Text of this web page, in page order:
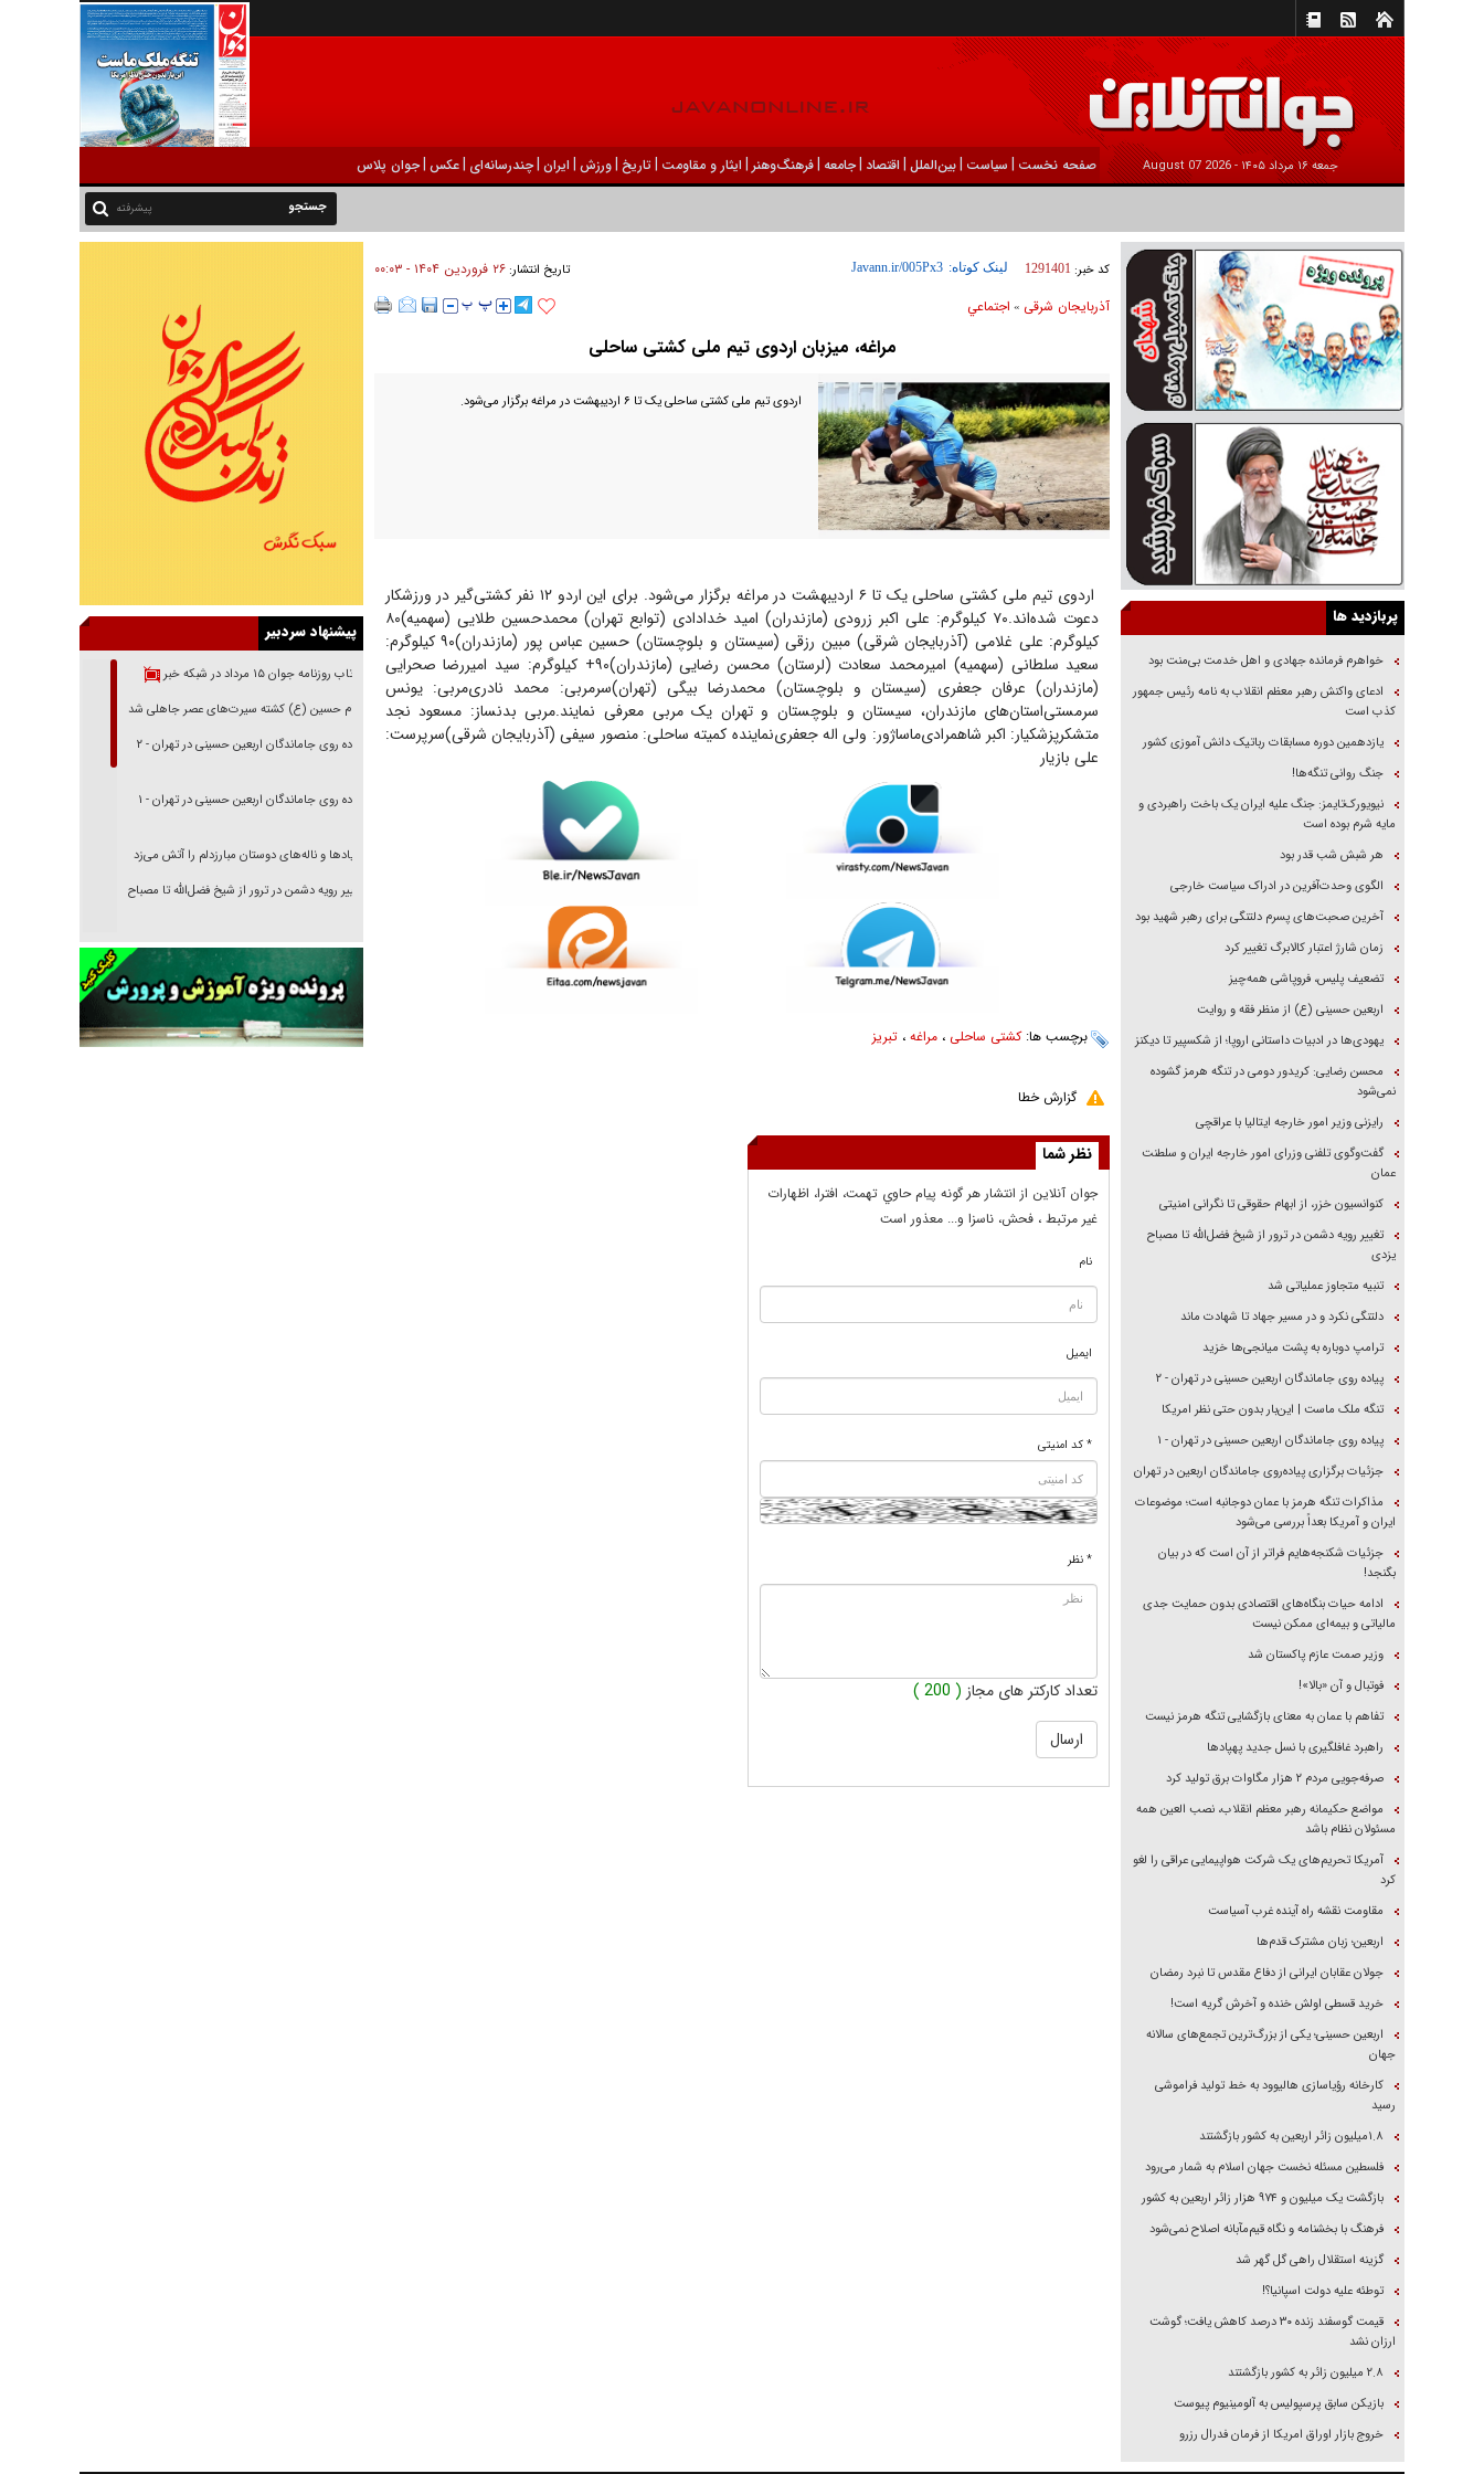
جمعه ۱۶ مرداد ۱۴۰۵ - 2026 August 07 صفحه نخست | سیاست |بين‌الملل | اقتصاد |جامعه |فرهنگ‌و‌هنر | ایثار و مقاومت |تاریخ |ورزش | ايران |چندرسانه‌ای |عکس |جوان پلاس
پیشرفته
کد خبر: 1291401 لینک کوتاه: تاریخ انتشار:۲۶ فروردين ۱۴۰۴ - ۰۰:۰۳
آذربایجان شرقی » اجتماعي
مراغه، میزبان اردوی تیم ملی کشتی ساحلی
اردوی تیم ملی کشتی ساحلی یک تا ۶ اردیبهشت در مراغه برگزار می‌شود.
اردوی تیم ملی کشتی ساحلی یک تا ۶ اردیبهشت در مراغه برگزار می‌شود. برای این اردو ۱۲ نفر کشتی‌گیر در ورزشکار
دعوت شده‌اند.۷۰ کیلوگرم: علی اکبر زرودی (مازندران) امید خدادادی (توابع تهران) محمدحسین طلایی (سهمیه)
۸۰
کیلوگرم: علی غلامی (آذربایجان شرقی) مبین رزقی (سیستان و بلوچستان) حسین عباس پور (مازندران) ۹۰ کیلوگرم:
سعید سلطانی (سهمیه) امیرمحمد سعادت (لرستان) محسن رضایی (مازندران)
۹۰+ کیلوگرم: سید امیررضا صحرایی
(مازندران) عرفان جعفری (سیستان و بلوچستان) محمدرضا بیگی (تهران)سرمربی: محمد نادریمربی: یونس
سرمستیاستان‌های مازندران، سیستان و بلوچستان و تهران یک مربی معرفی نمایند.مربی بدنساز: مسعود نجد
متشکرپزشکیار: اکبر شاهمرادیماساژور: ولی اله جعفرینماینده کمیته ساحلی: منصور سیفی (آذربایجان شرقی)سرپرست:
علی بازیار
برچسب ها:کشتی ساحلی ، مراغه، تبریز
گزارش خطا
نظر شما
جوان آنلاين از انتشار هر گونه پيام حاوي تهمت، افترا، اظهارات
غير مرتبط ، فحش، ناسزا و... معذور است
نام
ایمیل
* کد امنیتی
* نظر
تعداد کارکتر های مجاز ( 200 )
پربازدید ها
خواهرم فرمانده جهادی و اهل خدمت بی‌منت بود
ادعای واکنش رهبر معظم انقلاب به نامه رئیس جمهور
کذب است
یازدهمین دوره مسابقات رباتیک دانش آموزی کشور
جنگ روانی تنگه‌ها!
نیویورک‌تایمز: جنگ علیه ایران یک باخت راهبردی و
مایه شرم بوده است
هر شبش شب قدر بود
الگوی وحدت‌آفرین در ادراک سیاست خارجی
آخرین صحبت‌های پسرم دلتنگی برای رهبر شهید بود
زمان شارژ اعتبار کالابرگ تغییر کرد
تضعیف پلیس، فروپاشی همه‌چیز
اربعین حسینی (ع) از منظر فقه و روایت
یهودی‌ها در ادبیات داستانی اروپا؛ از شکسپیر تا دیکنز
محسن رضایی: کریدور دومی در تنگه هرمز گشوده
نمی‌شود
رایزنی وزیر امور خارجه ایتالیا با عراقچی
گفت‌وگوی تلفنی وزرای امور خارجه ایران و سلطنت
عمان
کنوانسیون خزر، از ابهام حقوقی تا نگرانی امنیتی
تغییر رویه دشمن در ترور از شیخ فضل‌الله تا مصباح
یزدی
تنبیه متجاوز عملیاتی شد
دلتنگی نکرد و در مسیر جهاد تا شهادت ماند
ترامپ دوباره به پشت میانجی‌ها خزید
پیاده روی جاماندگان اربعین حسینی در تهران - ۲
تنگه ملک ماست | این‌بار بدون حتی نظر امریکا
پیاده روی جاماندگان اربعین حسینی در تهران - ۱
جزئیات برگزاری پیاده‌روی جاماندگان اربعین در تهران
مذاکرات تنگه هرمز با عمان دوجانبه است؛ موضوعات
ایران و آمریکا بعداً بررسی می‌شود
جزئیات شکنجه‌هایم فراتر از آن است که در بیان
بگنجد!
ادامه حیات بنگاه‌های اقتصادی بدون حمایت جدی
مالیاتی و بیمه‌ای ممکن نیست
وزیر صمت عازم پاکستان شد
فوتبال و آن «بالا»!
تفاهم با عمان به معنای بازگشایی تنگه هرمز نیست
راهبرد غافلگیری با نسل جدید پهپاد‌ها
صرفه‌جویی مردم ۲ هزار مگاوات برق تولید کرد
مواضع حکیمانه رهبر معظم انقلاب، نصب العین همه
مسئولان نظام باشد
آمریکا تحریم‌های یک شرکت هواپیمایی عراقی را لغو
کرد
مقاومت نقشه راه آینده غرب آسیاست
اربعین؛ زبان مشترک قدم‌ها
جولان عقابان ایرانی از دفاع مقدس تا نبرد رمضان
خرید قسطی اولش خنده و آخرش گریه است!
اربعین حسینی؛ یکی از بزرگ‌ترین تجمع‌های سالانه
جهان
کارخانه رؤیاسازی هالیوود به خط تولید فراموشی
رسید
۱.۸میلیون زائر اربعین به کشور بازگشتند
فلسطین مسئله نخست جهان اسلام به شمار می‌رود
بازگشت یک میلیون و ۹۷۴ هزار زائر اربعین به کشور
فرهنگ با بخشنامه و نگاه قیم‌مآبانه اصلاح نمی‌شود
گزینه استقلال راهی گل گهر شد
توطئه علیه دولت اسپانیا؟!
قیمت گوسفند زنده ۳۰ درصد کاهش یافت؛ گوشت
ارزان نشد
۲.۸ میلیون زائر به کشور بازگشتند
بازیکن سابق پرسپولیس به آلومینیوم پیوست
خروج بازار اوراق امریکا از فرمان فدرال رزرو
پیشنهاد سردبیر
بازتاب روزنامه جوان ۱۵ مرداد در شبکه خبر
امام حسین (ع) کشته سیرت‌های عصر جاهلی شد
پیاده روی جاماندگان اربعین حسینی در تهران - ۲
پیاده روی جاماندگان اربعین حسینی در تهران - ۱
فریاد‌ها و ناله‌های دوستان مبارزدلم را آتش می‌زد
تغییر رویه دشمن در ترور از شیخ فضل‌الله تا مصباح
خرید قسطی اولش خنده و آخرش گریه است!
فوتبال و آن «بالا»!
راهبرد غافلگیری با نسل جدید پهپاد‌ها
جنجال پزشکان تقلبی در صنعت زیبایی